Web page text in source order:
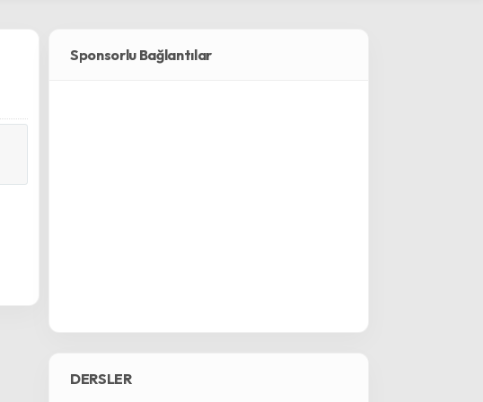
Sponsorlu Bağlantılar
DERSLER